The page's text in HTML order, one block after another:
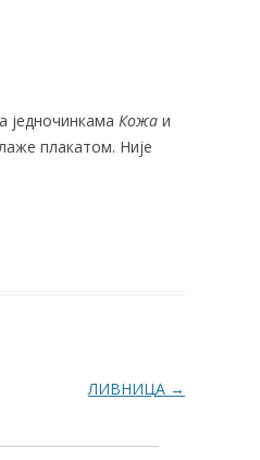
једночинкама Кожа и
плакатом. Није
ЛИВНИЦА →